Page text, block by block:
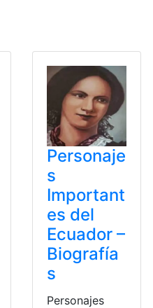
Personaje
s
Important
es del
Ecuador –
Biografía
s
Personajes